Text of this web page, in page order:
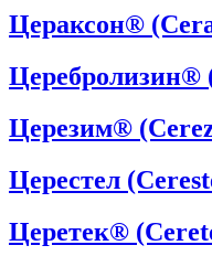
Цераксон®
Церебролизин®
Церезим®
Церестел
Церетек®